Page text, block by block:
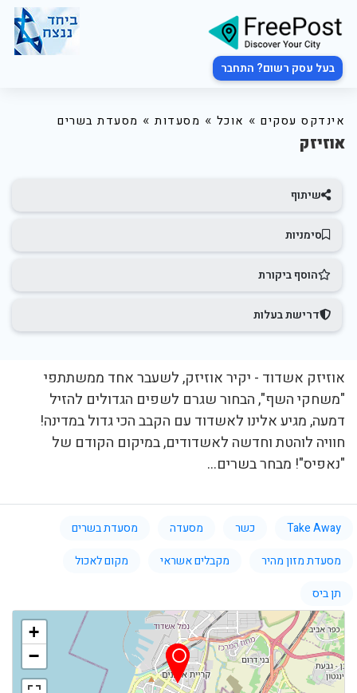
בעל עסק רשום? התחבר
אינדקס עסקים » אוכל » מסעדות » מסעדת בשרים
אוזיזק
שיתוף
סימניות
הוסף ביקורת
דרישת בעלות
אוזיזק אשדוד - יקיר אוזיזק, לשעבר אחד ממשתתפי
"משחקי השף", הבחור שגרם לשפים הגדולים להזיל
דמעה, מגיע אלינו לאשדוד עם הקבב הכי גדול במדינה!
חוויה לוהטת וחדשה לאשדודים, במיקום הקודם של
"נאפיס"! מבחר בשרים...
Take Away כשר מסעדה
מסעדת בשרים
מסעדת מזון מהיר
מקבלים אשראי
מקום לאכול
תן ביס
+
−